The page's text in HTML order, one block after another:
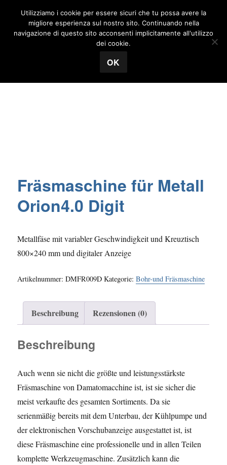
Tecnosuisse
MENÜ
Metallbearbeitungsmaschinen
/ Fräsmaschine für Metall Orion4.0 Digit
Fräsmaschine für Metall
Orion4.0 Digit
Metallfäse mit variabler Geschwindigkeit und Kreuztisch
800×240 mm und digitaler Anzeige
Artikelnummer:DMFR009D Kategorie:Bohr-und Fräsmaschine
Beschreibung Rezensionen (0)
Beschreibung
Auch wenn sie nicht die größte und leistungsstärkste
Fräsmaschine von Damatomacchine ist, ist sie sicher die
meist verkaufte des gesamten Sortiments. Da sie
serienmäßig bereits mit dem Unterbau, der Kühlpumpe und
der elektronischen Vorschubanzeige ausgestattet ist, ist
diese Fräsmaschine eine professionelle und in allen Teilen
komplette Werkzeugmaschine. Zusätzlich kann die
Utilizziamo i cookie per essere sicuri che tu possa avere la
migliore esperienza sul nostro sito. Continuando nella
navigazione di questo sito acconsenti implicitamente all'utilizzo
dei cookie.
OK